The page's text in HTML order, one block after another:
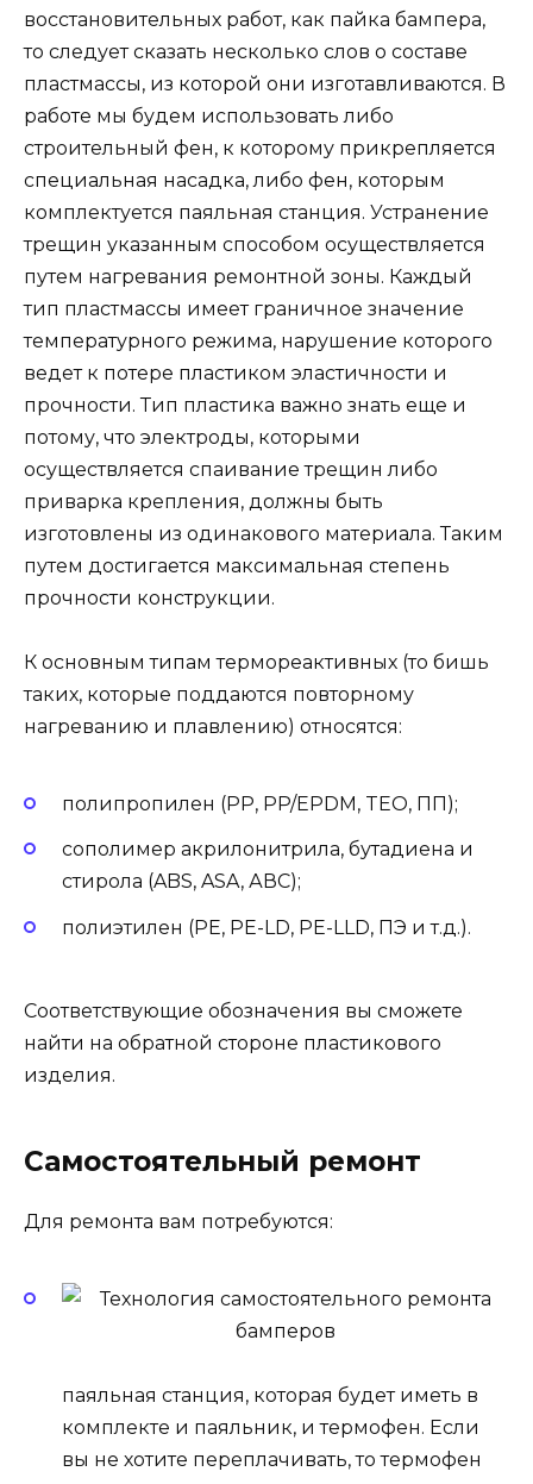
восстановительных работ, как пайка бампера,
то следует сказать несколько слов о составе
пластмассы, из которой они изготавливаются. В
работе мы будем использовать либо
строительный фен, к которому прикрепляется
специальная насадка, либо фен, которым
комплектуется паяльная станция. Устранение
трещин указанным способом осуществляется
путем нагревания ремонтной зоны. Каждый
тип пластмассы имеет граничное значение
температурного режима, нарушение которого
ведет к потере пластиком эластичности и
прочности. Тип пластика важно знать еще и
потому, что электроды, которыми
осуществляется спаивание трещин либо
приварка крепления, должны быть
изготовлены из одинакового материала. Таким
путем достигается максимальная степень
прочности конструкции.
К основным типам термореактивных (то бишь
таких, которые поддаются повторному
нагреванию и плавлению) относятся:
полипропилен (РР, PP/EPDM, TEO, ПП);
сополимер акрилонитрила, бутадиена и
стирола (ABS, ASA, АВС);
полиэтилен (РЕ, PE-LD, PE-LLD, ПЭ и т.д.).
Соответствующие обозначения вы сможете
найти на обратной стороне пластикового
изделия.
Самостоятельный ремонт
Для ремонта вам потребуются:
паяльная станция, которая будет иметь в
комплекте и паяльник, и термофен. Если
вы не хотите переплачивать, то термофен